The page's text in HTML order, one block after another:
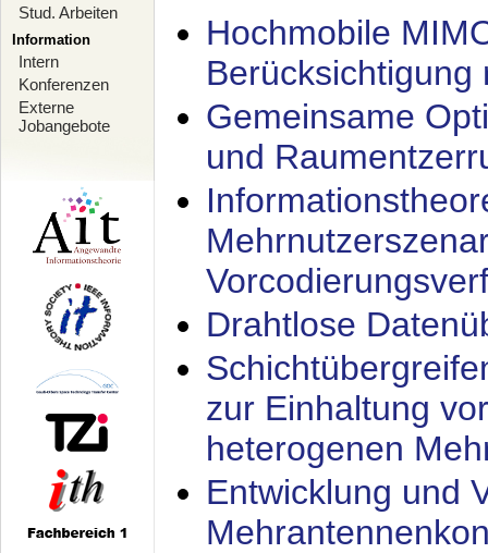
Stud. Arbeiten
Information
Intern
Konferenzen
Externe
Jobangebote
Hochmobile
Berücksichtigung
Gemeinsame
und
Drahtlose
zur Einhaltung
heterogenen
Entwicklung und